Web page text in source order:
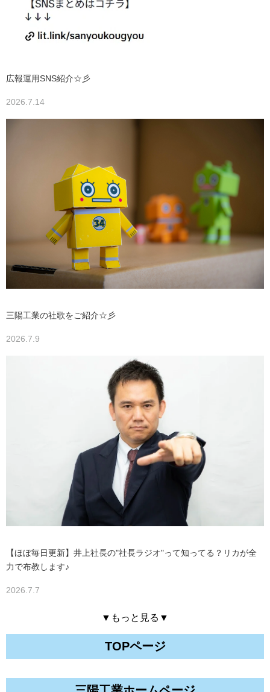
広報運用SNS紹介☆彡
2026.7.14
三陽工業の社歌をご紹介☆彡
2026.7.9
【ほぼ毎日更新】井上社長の"社長ラジオ"って知ってる？リカが全
力で布教します♪
2026.7.7
▼もっと見る▼
TOPページ